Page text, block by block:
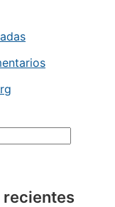
recientes